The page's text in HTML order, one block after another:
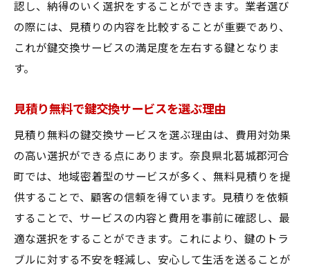
認し、納得のいく選択をすることができます。業者選び
の際には、見積りの内容を比較することが重要であり、
これが鍵交換サービスの満足度を左右する鍵となりま
す。
見積り無料で鍵交換サービスを選ぶ理由
見積り無料の鍵交換サービスを選ぶ理由は、費用対効果
の高い選択ができる点にあります。奈良県北葛城郡河合
町では、地域密着型のサービスが多く、無料見積りを提
供することで、顧客の信頼を得ています。見積りを依頼
することで、サービスの内容と費用を事前に確認し、最
適な選択をすることができます。これにより、鍵のトラ
ブルに対する不安を軽減し、安心して生活を送ることが